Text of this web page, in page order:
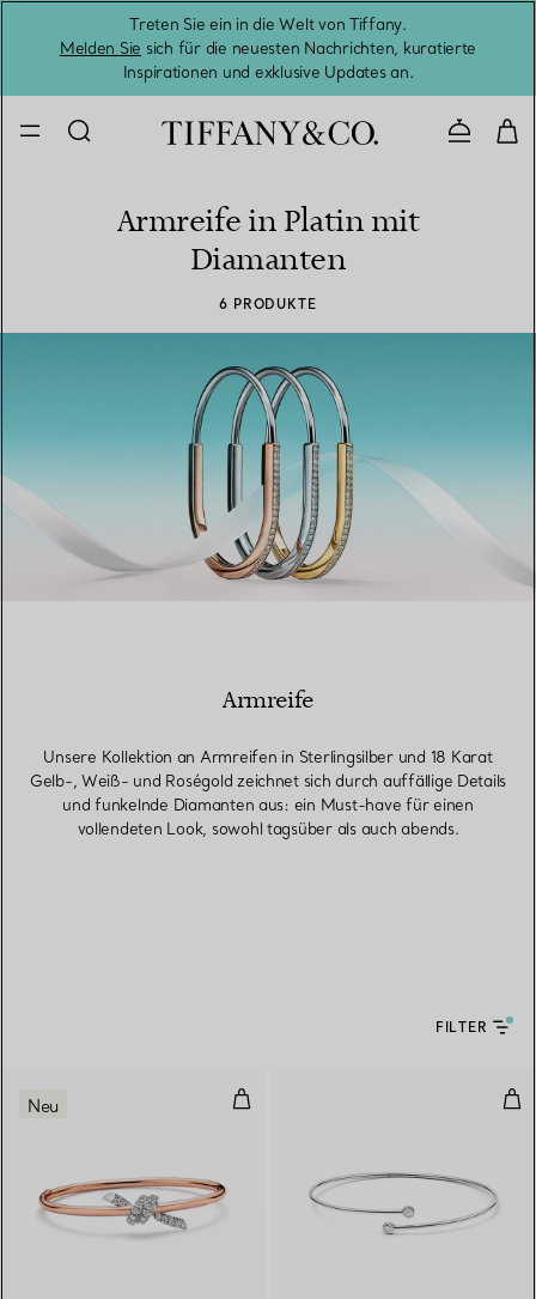
Treten Sie ein in die Welt von Tiffany.
Melden Sie sich für die neuesten Nachrichten, kuratierte
Inspirationen und exklusive Updates an.
Armreife in Platin mit
Diamanten
6 PRODUKTE
Armreife
Unsere Kollektion an Armreifen in Sterlingsilber und 18 Karat
Gelb-, Weiß- und Roségold zeichnet sich durch auffällige Details
und funkelnde Diamanten aus: ein Must-have für einen
vollendeten Look, sowohl tagsüber als auch abends.
FILTER
Armreif in Roségold und Platin
Neu